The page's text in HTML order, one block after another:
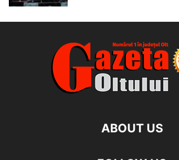
ABOUT US